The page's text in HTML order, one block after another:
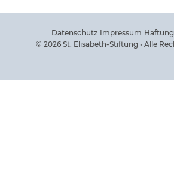
Datenschutz Impressum
© 2026 St. Elisabeth-Stiftung • Alle